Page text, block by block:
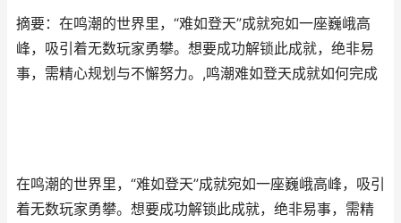
摘要：在鸣潮的世界里，“难如登天”成就宛如一座巍峨高
峰，吸引着无数玩家勇攀。想要成功解锁此成就，绝非易
事，需精心规划与不懈努力。,鸣潮难如登天成就如何完成
在鸣潮的世界里，“难如登天”成就宛如一座巍峨高峰，吸引
着无数玩家勇攀。想要成功解锁此成就，绝非易事，需精